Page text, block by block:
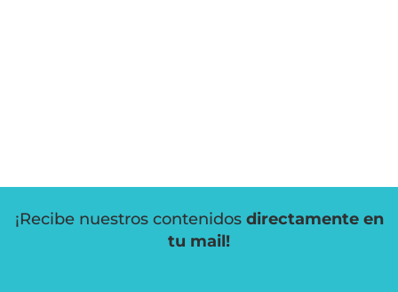
¡Recibe nuestros contenidos directamente en
tu mail!